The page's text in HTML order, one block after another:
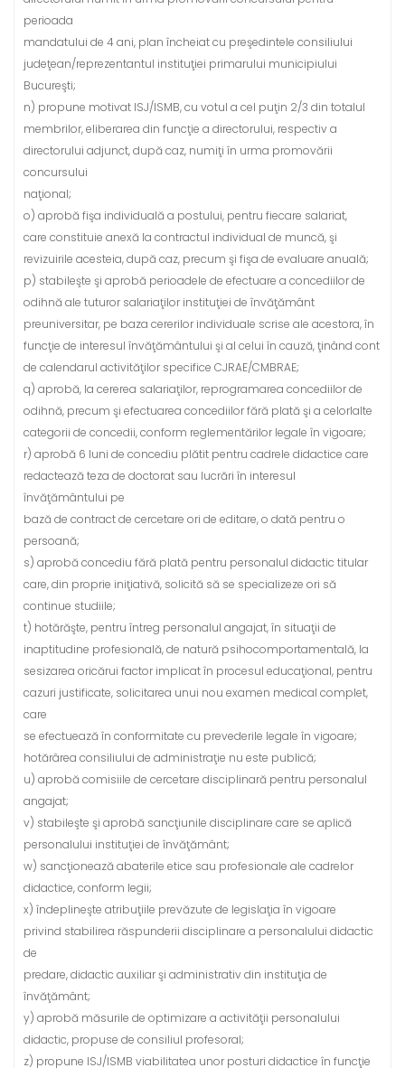
perioada
mandatului de 4 ani, plan încheiat cu preşedintele consiliului
judeţean/reprezentantul instituţiei primarului municipiului
Bucureşti;
n) propune motivat ISJ/ISMB, cu votul a cel puţin 2/3 din totalul
membrilor, eliberarea din funcţie a directorului, respectiv a
directorului adjunct, după caz, numiţi în urma promovării
concursului
naţional;
o) aprobă fişa individuală a postului, pentru fiecare salariat,
care constituie anexă la contractul individual de muncă, şi
revizuirile acesteia, după caz, precum şi fişa de evaluare anuală;
p) stabileşte şi aprobă perioadele de efectuare a concediilor de
odihnă ale tuturor salariaţilor instituţiei de învăţământ
preuniversitar, pe baza cererilor individuale scrise ale acestora, în
funcţie de interesul învăţământului şi al celui în cauză, ţinând cont
de calendarul activităţilor specifice CJRAE/CMBRAE;
q) aprobă, la cererea salariaţilor, reprogramarea concediilor de
odihnă, precum şi efectuarea concediilor fără plată şi a celorlalte
categorii de concedii, conform reglementărilor legale în vigoare;
r) aprobă 6 luni de concediu plătit pentru cadrele didactice care
redactează teza de doctorat sau lucrări în interesul
învăţământului pe
bază de contract de cercetare ori de editare, o dată pentru o
persoană;
s) aprobă concediu fără plată pentru personalul didactic titular
care, din proprie iniţiativă, solicită să se specializeze ori să
continue studiile;
t) hotărăşte, pentru întreg personalul angajat, în situaţii de
inaptitudine profesională, de natură psihocomportamentală, la
sesizarea oricărui factor implicat în procesul educaţional, pentru
cazuri justificate, solicitarea unui nou examen medical complet,
care
se efectuează în conformitate cu prevederile legale în vigoare;
hotărârea consiliului de administraţie nu este publică;
u) aprobă comisiile de cercetare disciplinară pentru personalul
angajat;
v) stabileşte şi aprobă sancţiunile disciplinare care se aplică
personalului instituţiei de învăţământ;
w) sancţionează abaterile etice sau profesionale ale cadrelor
didactice, conform legii;
x) îndeplineşte atribuţiile prevăzute de legislaţia în vigoare
privind stabilirea răspunderii disciplinare a personalului didactic
de
predare, didactic auxiliar şi administrativ din instituţia de
învăţământ;
y) aprobă măsurile de optimizare a activităţii personalului
didactic, propuse de consiliul profesoral;
z) propune ISJ/ISMB viabilitatea unor posturi didactice în funcţie